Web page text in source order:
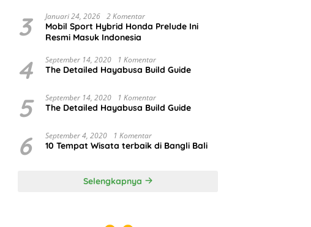
3 Januari 24, 2026 2 Komentar
Mobil Sport Hybrid Honda Prelude Ini
Resmi Masuk Indonesia
4 September 14, 2020 1 Komentar
The Detailed Hayabusa Build Guide
5 September 14, 2020 1 Komentar
The Detailed Hayabusa Build Guide
6 September 4, 2020 1 Komentar
10 Tempat Wisata terbaik di Bangli Bali
Selengkapnya